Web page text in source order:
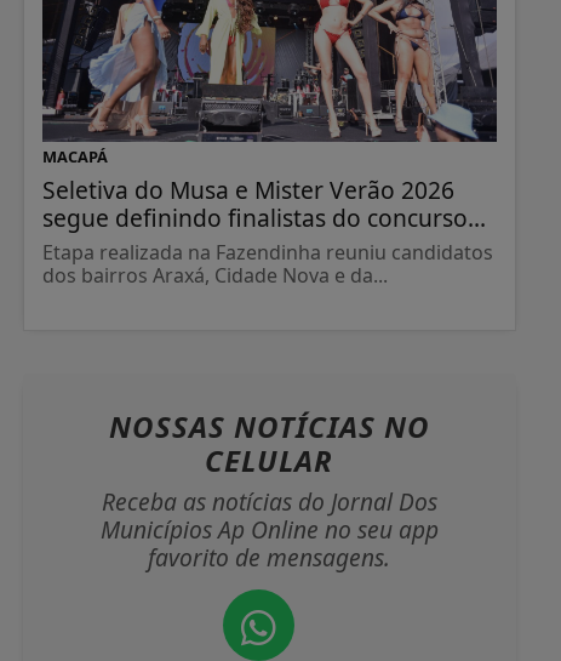
MACAPÁ
Seletiva do Musa e Mister Verão 2026
segue definindo finalistas do concurso...
Etapa realizada na Fazendinha reuniu candidatos
dos bairros Araxá, Cidade Nova e da...
NOSSAS NOTÍCIAS NO
CELULAR
Receba as notícias do Jornal Dos
Municípios Ap Online no seu app
favorito de mensagens.